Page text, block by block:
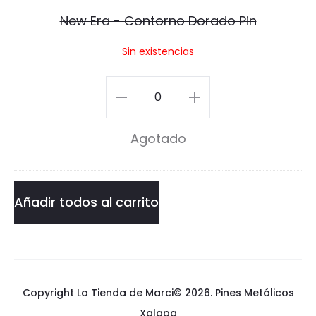
C
n
t
o
n
o
New Era - Contorno Dorado Pin
Sin existencias
New
Era
Contorno
Dorado
Pin
Agotado
Añadir todos al carrito
Copyright La Tienda de Marci© 2026.Pines Metálicos
Xalapa